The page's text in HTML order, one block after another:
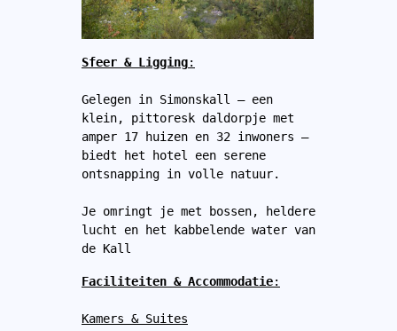
Sfeer & Ligging:
Gelegen in Simonskall – een
klein, pittoresk daldorpje met
amper 17 huizen en 32 inwoners –
biedt het hotel een serene
ontsnapping in volle natuur.
Je omringt je met bossen, heldere
lucht en het kabbelende water van
de Kall
Faciliteiten & Accommodatie:
Kamers & Suites